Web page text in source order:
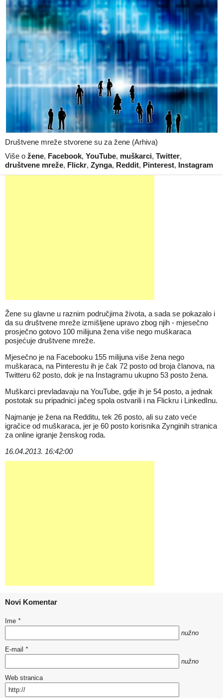
Društvene mreže stvorene su za žene (Arhiva)
Više o žene, Facebook, YouTube, muškarci, Twitter,
društvene mreže, Flickr, Zynga, Reddit, Pinterest, Instagram
Žene su glavne u raznim područjima života, a sada se pokazalo i
da su društvene mreže izmišljene upravo zbog njih - mjesečno
prosječno gotovo 100 milijuna žena više nego muškaraca
posjećuje društvene mreže.
Mjesečno je na Facebooku 155 milijuna više žena nego
muškaraca, na Pinterestu ih je čak 72 posto od broja članova, na
Twitteru 62 posto, dok je na Instagramu ukupno 53 posto žena.
Muškarci prevladavaju na YouTube, gdje ih je 54 posto, a jednak
postotak su pripadnici jačeg spola ostvarili i na Flickru i LinkedInu.
Najmanje je žena na Redditu, tek 26 posto, ali su zato veće
igračice od muškaraca, jer je 60 posto korisnika Zynginih stranica
za online igranje ženskog roda.
16.04.2013. 16:42:00
Novi Komentar
Ime *
nužno
E-mail *
nužno
Web stranica